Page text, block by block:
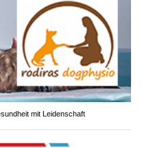
mit Leidenschaft